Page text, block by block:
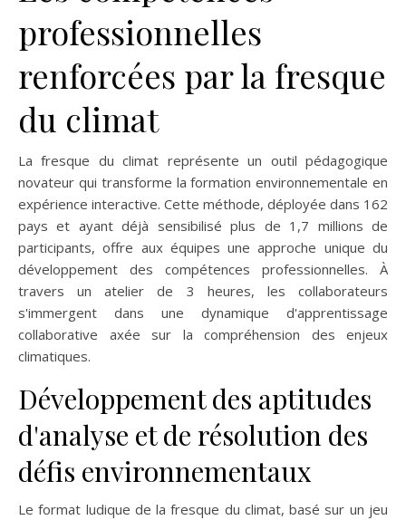
professionnelles
renforcées par la fresque
du climat
La fresque du climat représente un outil pédagogique
novateur qui transforme la formation environnementale en
expérience interactive. Cette méthode, déployée dans 162
pays et ayant déjà sensibilisé plus de 1,7 millions de
participants, offre aux équipes une approche unique du
développement des compétences professionnelles. À
travers un atelier de 3 heures, les collaborateurs
s'immergent dans une dynamique d'apprentissage
collaborative axée sur la compréhension des enjeux
climatiques.
Développement des aptitudes
d'analyse et de résolution des
défis environnementaux
Le format ludique de la fresque du climat, basé sur un jeu